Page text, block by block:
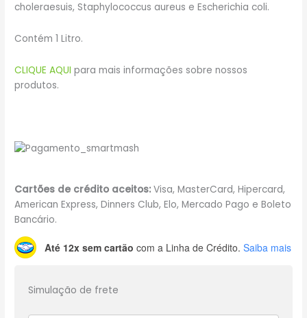
choleraesuis, Staphylococcus aureus e Escherichia coli.
Contém 1 Litro.
CLIQUE AQUI para mais informações sobre nossos
produtos.
Cartões de crédito aceitos: Visa, MasterCard, Hipercard,
American Express, Dinners Club, Elo, Mercado Pago e Boleto
Bancário.
Até 12x sem cartão com a Linha de Crédito. Saiba mais
Simulação de frete